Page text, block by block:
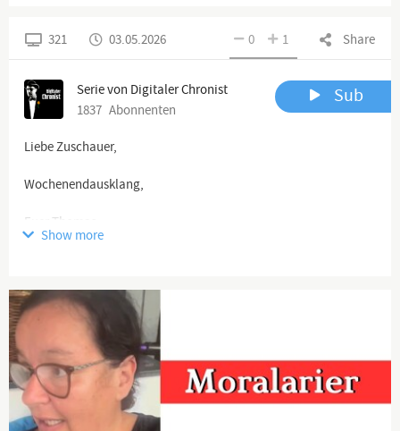
Share
0 1
321 03.05.2026
Serie von Digitaler Chronist
1837 Abonnenten
Sub
Liebe Zuschauer,
Wochenendausklang,
Euer Thomas
https://www.digitaler-chronist.com
Bitte abonniert unsere Alternativ-Kanäle odysee, Bitchute,
https://odysee.com/@Digitaler.Chronist:8
Show more